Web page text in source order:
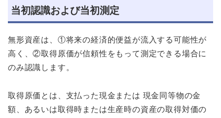
当初認識および当初測定
無形資産は、①将来の経済的便益が流入する可能性が
高く、②取得原価が信頼性をもって測定できる場合に
のみ認識します。
取得原価とは、支払った現金または 現金同等物の金
額、あるいは取得時または生産時の資産の取得対価の